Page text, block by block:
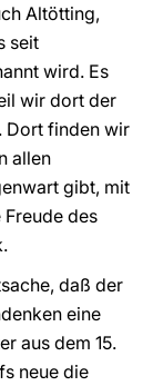
Altötting,
seit
wird. Es
wir dort der
Dort finden wir
allen
gibt, mit
des
daß der
eine
aus dem 15.
neue die